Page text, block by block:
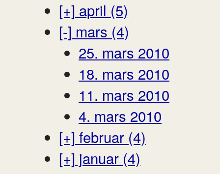
[+] april (5)
[-] mars (4)
25. mars 2010
18. mars 2010
11. mars 2010
4. mars 2010
[+] februar (4)
[+] januar (4)